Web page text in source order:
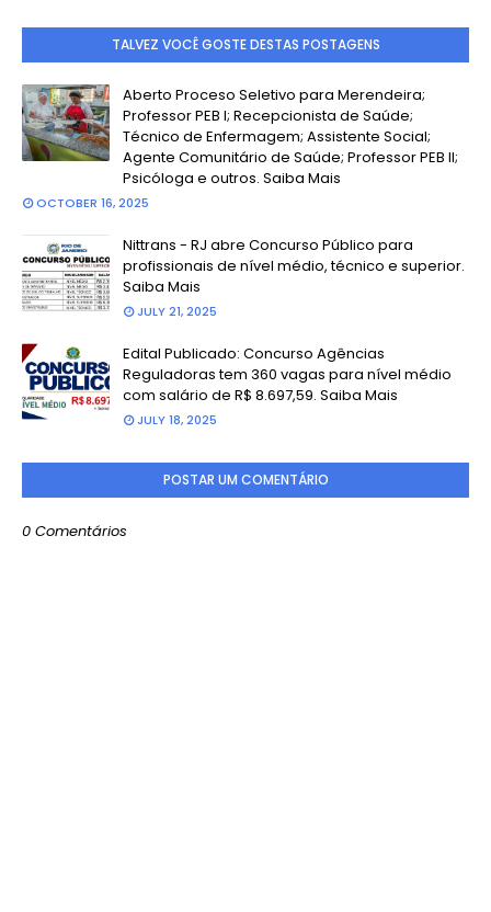
TALVEZ VOCÊ GOSTE DESTAS POSTAGENS
Aberto Proceso Seletivo para Merendeira;
Professor PEB I; Recepcionista de Saúde;
Técnico de Enfermagem; Assistente Social;
Agente Comunitário de Saúde; Professor PEB II;
Psicóloga e outros. Saiba Mais
OCTOBER 16, 2025
Nittrans - RJ abre Concurso Público para
profissionais de nível médio, técnico e superior.
Saiba Mais
JULY 21, 2025
Edital Publicado: Concurso Agências
Reguladoras tem 360 vagas para nível médio
com salário de R$ 8.697,59. Saiba Mais
JULY 18, 2025
POSTAR UM COMENTÁRIO
0 Comentários